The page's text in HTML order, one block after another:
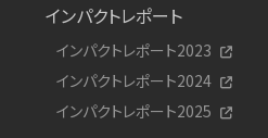
インパクトレポート
インパクトレポート2023
インパクトレポート2024
インパクトレポート2025